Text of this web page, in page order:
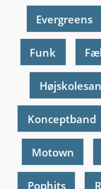
Evergreens
Funk
Konceptband
Motown
Pophits